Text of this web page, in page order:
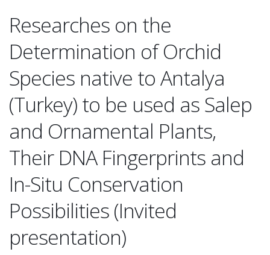
Researches on the
Determination of Orchid
Species native to Antalya
(Turkey) to be used as Salep
and Ornamental Plants,
Their DNA Fingerprints and
In-Situ Conservation
Possibilities (Invited
presentation)